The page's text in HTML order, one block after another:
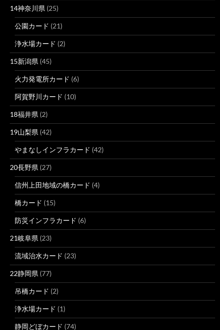
14神奈川県 (25)
公園カード (21)
浄水場カード (2)
15新潟県 (45)
火力発電所カード (6)
阿賀野川カード (10)
18福井県 (2)
19山梨県 (42)
やまなしインフラカード (42)
20長野県 (27)
信州上田地域の橋カード (4)
橋カード (15)
防災インフラカード (6)
21岐阜県 (23)
流域治水カード (23)
22静岡県 (77)
吊橋カード (2)
浄水場カード (1)
静岡どぼカード (74)